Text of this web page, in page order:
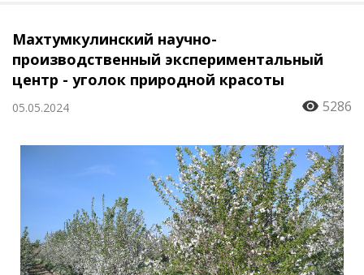
Махтумкулинский научно-
производственный экспериментальный
центр - уголок природной красоты
05.05.2024 5286